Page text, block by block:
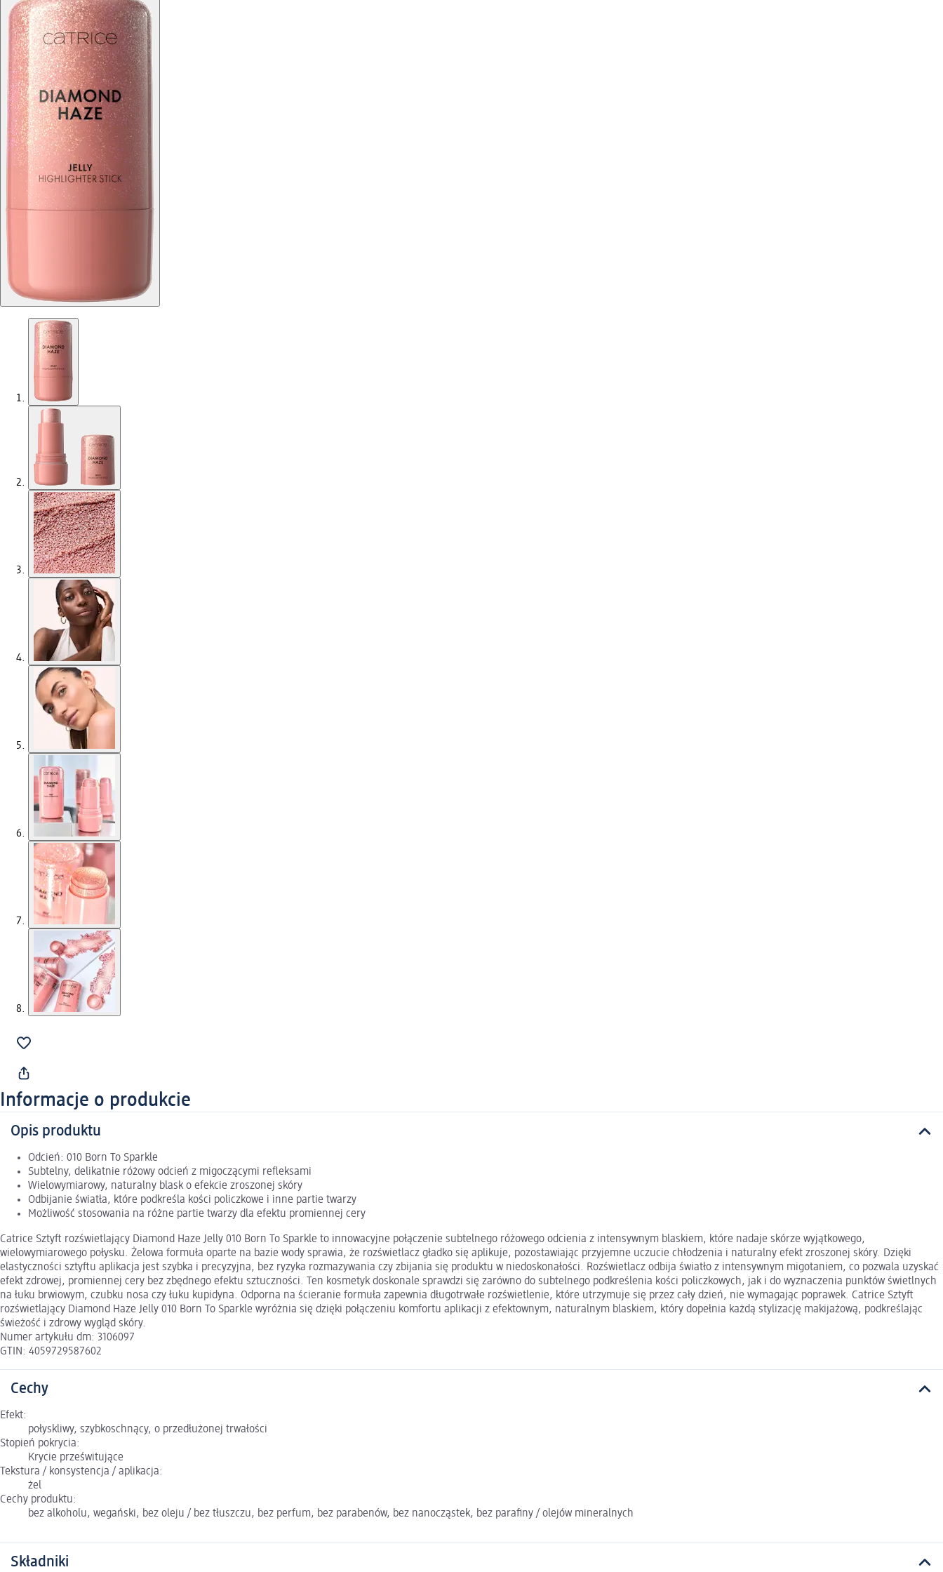
Informacje o produkcie
Opis produktu
Odcień: 010 Born To Sparkle
Subtelny, delikatnie różowy odcień z migoczącymi refleksami
Wielowymiarowy, naturalny blask o efekcie zroszonej skóry
Odbijanie światła, które podkreśla kości policzkowe i inne partie twarzy
Możliwość stosowania na różne partie twarzy dla efektu promiennej cery
Catrice Sztyft rozświetlający Diamond Haze Jelly 010 Born To Sparkle to innowacyjne połączenie subtelnego różowego odcienia z intensywnym blaskiem, które nadaje skórze wyjątkowego,
wielowymiarowego połysku. Żelowa formuła oparte na bazie wody sprawia, że rozświetlacz gładko się aplikuje, pozostawiając przyjemne uczucie chłodzenia i naturalny efekt zroszonej skóry. Dzięki
elastyczności sztyftu aplikacja jest szybka i precyzyjna, bez ryzyka rozmazywania czy zbijania się produktu w niedoskonałości. Rozświetlacz odbija światło z intensywnym migotaniem, co pozwala uzyskać
efekt zdrowej, promiennej cery bez zbędnego efektu sztuczności. Ten kosmetyk doskonale sprawdzi się zarówno do subtelnego podkreślenia kości policzkowych, jak i do wyznaczenia punktów świetlnych
na łuku brwiowym, czubku nosa czy łuku kupidyna. Odporna na ścieranie formuła zapewnia długotrwałe rozświetlenie, które utrzymuje się przez cały dzień, nie wymagając poprawek. Catrice Sztyft
rozświetlający Diamond Haze Jelly 010 Born To Sparkle wyróżnia się dzięki połączeniu komfortu aplikacji z efektownym, naturalnym blaskiem, który dopełnia każdą stylizację makijażową, podkreślając
świeżość i zdrowy wygląd skóry.
Numer artykułu dm: 3106097
GTIN: 4059729587602
Cechy
Efekt:
połyskliwy, szybkoschnący, o przedłużonej trwałości
Stopień pokrycia:
Krycie prześwitujące
Tekstura / konsystencja / aplikacja:
żel
Cechy produktu:
bez alkoholu, wegański, bez oleju / bez tłuszczu, bez perfum, bez parabenów, bez nanocząstek, bez parafiny / olejów mineralnych
Składniki